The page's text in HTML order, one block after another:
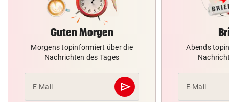
Guten Morgen
Morgens topinformiert über die
Nachrichten des Tages
E-Mail send
Abschicken
Abends
E-Mail